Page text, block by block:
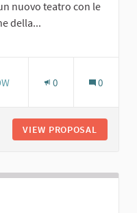
nuovo teatro con le
della...
0 0
VIEW PROPOSAL